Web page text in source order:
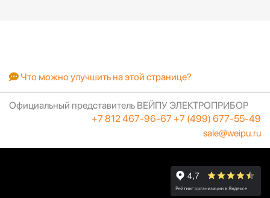
Что можно улучшить на этой странице?
Официальный представитель ВЕЙПУ ЭЛЕКТРОПРИБОР
+7 812 467-96-67 +7 (499) 677-55-49
sale@weipu.ru